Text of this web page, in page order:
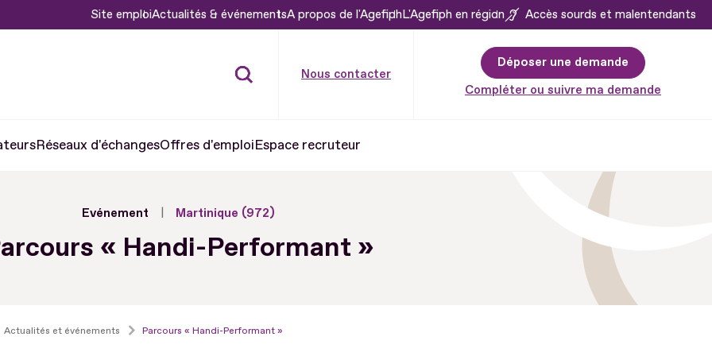
Site emploiActualités & événementsA propos de l'AgefiphL'Agefiph en région Accès sourds et malentendants
Nous contacter
Déposer une demande
Compléter ou suivre ma demande
Réseaux d'échangesOffres d'emploiEspace recruteur
Evénement Martinique (972)
« Handi-Performant »
Actualités et événements Parcours « Handi-Performant »